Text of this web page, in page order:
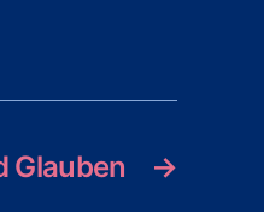
→
Glauben